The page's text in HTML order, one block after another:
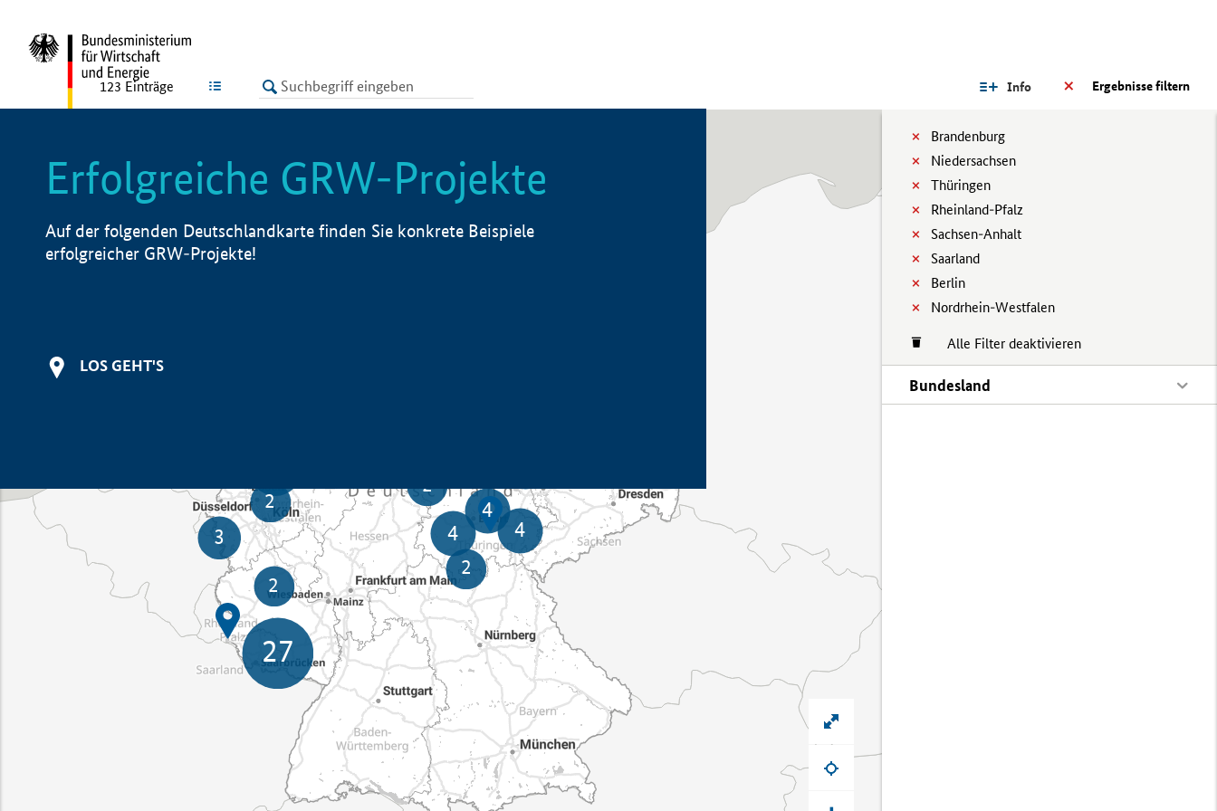
LISTE Ergebnisse filtern
Info
Brandenburg
Niedersachsen
Thüringen
Rheinland-Pfalz
Sachsen-Anhalt
Saarland
Berlin
Nordrhein-Westfalen
Alle Filter deaktivieren
Bundesland
123 Einträge
Erfolgreiche GRW-Projekte
Auf der folgenden Deutschlandkarte finden Sie konkrete Beispiele
erfolgreicher GRW-Projekte!
LOS GEHT'S